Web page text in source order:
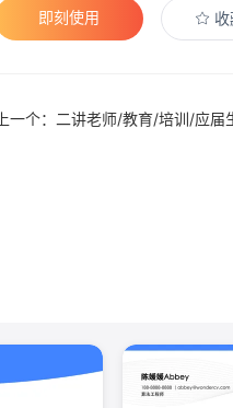
即刻使用
上一个：二讲老师/教育/培训/应届